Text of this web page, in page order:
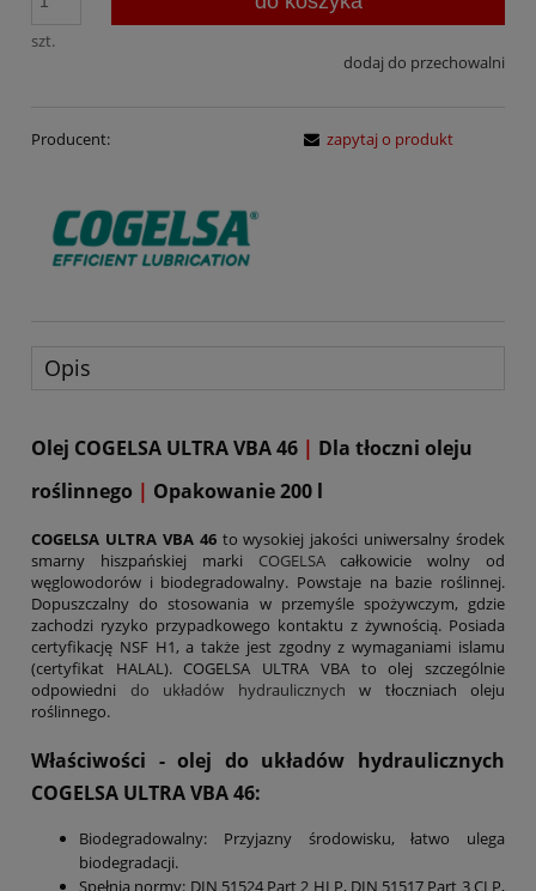
szt.
dodaj do przechowalni
Producent: zapytaj o produkt
Opis
Olej COGELSA ULTRA VBA 46 | Dla tłoczni oleju
roślinnego | Opakowanie 200 l
COGELSA ULTRA VBA 46 to wysokiej jakości uniwersalny środek
smarny hiszpańskiej marki COGELSAcałkowicie wolny od
węglowodorów i biodegradowalny. Powstaje na bazie roślinnej.
Dopuszczalny do stosowania w przemyśle spożywczym, gdzie
zachodzi ryzyko przypadkowego kontaktu z żywnością. Posiada
certyfikację NSF H1, a także jest zgodny z wymaganiami islamu
(certyfikat HALAL). COGELSA ULTRA VBA to olej szczególnie
odpowiedni do układów hydraulicznych w tłoczniach oleju
roślinnego.
Właściwości - olej do układów hydraulicznych
COGELSA ULTRA VBA 46:
Biodegradowalny: Przyjazny środowisku, łatwo ulega
biodegradacji.
Spełnia normy: DIN 51524 Part 2 HLP, DIN 51517 Part 3 CLP,